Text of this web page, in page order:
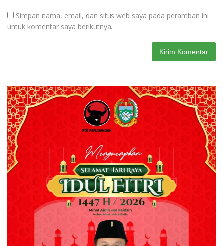
Simpan nama, email, dan situs web saya pada peramban ini
untuk komentar saya berikutnya.